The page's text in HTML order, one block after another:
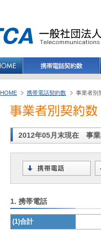
HOME 携帯電話契約数 事業者別
2012年05月末現在 事業
1. 携帯電話
(1)合計